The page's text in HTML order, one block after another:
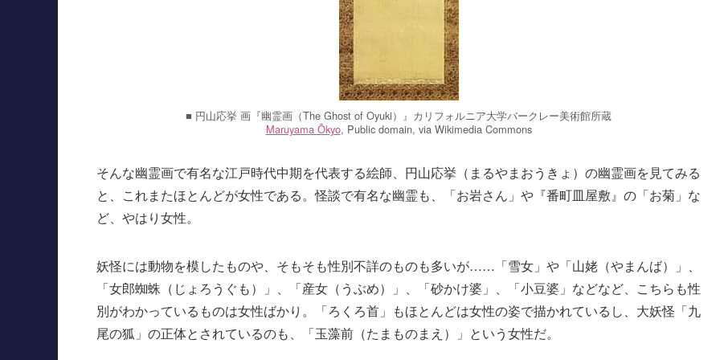
■ 円山応挙 画『幽霊画（The Ghost of Oyuki）』カリフォルニア大学バークレー美術館所蔵
Maruyama Ōkyo, Public domain, via Wikimedia Commons
そんな幽霊画で有名な江戸時代中期を代表する絵師、円山応挙（まるやまおうきょ）の幽霊画を見てみる
と、これまたほとんどが女性である。怪談で有名な幽霊も、「お岩さん」や『番町皿屋敷』の「お菊」な
ど、やはり女性。
妖怪には動物を模したものや、そもそも性別不詳のものも多いが……「雪女」や「山姥（やまんば）」、
「女郎蜘蛛（じょろうぐも）」、「産女（うぶめ）」、「砂かけ婆」、「小豆婆」などなど、こちらも性
別がわかっているものは女性ばかり。「ろくろ首」もほとんどは女性の姿で描かれているし、大妖怪「九
尾の狐」の正体とされているのも、「玉藻前（たまものまえ）」という女性だ。